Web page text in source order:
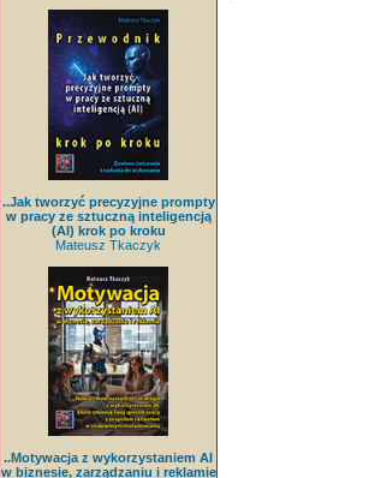
..Jak tworzyć precyzyjne prompty
w pracy ze sztuczną inteligencją
(AI) krok po kroku
Mateusz Tkaczyk
..Motywacja z wykorzystaniem AI
w biznesie, zarządzaniu i reklamie